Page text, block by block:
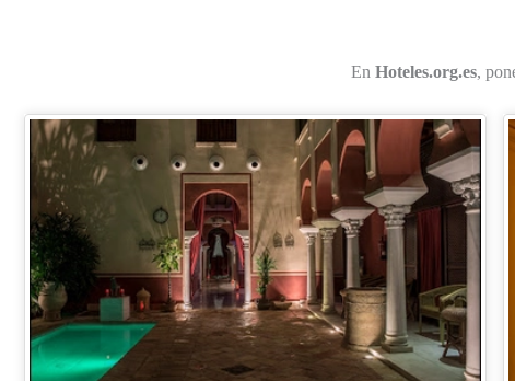
En Hoteles.org.es,